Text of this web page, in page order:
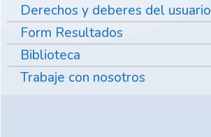
Derechos y deberes del usuario
Form Resultados
Biblioteca
Trabaje con nosotros